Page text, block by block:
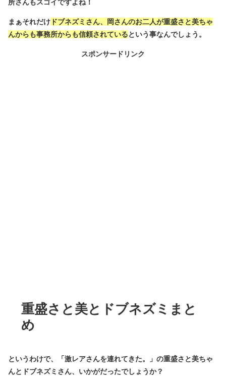
所さんもスゴイですよね！
まぁそれだけ ドブネズミさん、岡さんのお二人が重盛さと美ちゃ
んからも事務所からも信頼されているという事なんでしょう。
スポンサードリンク
重盛さと美とドブネズミまと
め
というわけで、「激レアさんを連れてきた。」の重盛さと美ちゃ
んとドブネズミさん、いかがだったでしょうか？